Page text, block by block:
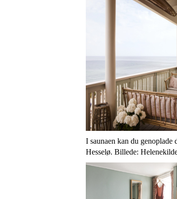
I saunaen kan du genoplade
Hesselø. Billede: